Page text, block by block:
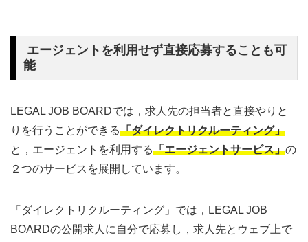
エージェントを利用せず直接応募することも可
能
LEGAL JOB BOARDでは，求人先の担当者と直接やりと
りを行うことができる「ダイレクトリクルーティング」
と，エージェントを利用する「エージェントサービス」の
２つのサービスを展開しています。
「ダイレクトリクルーティング」では，LEGAL JOB
BOARDの公開求人に自分で応募し，求人先とウェブ上で